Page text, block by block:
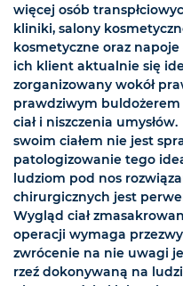
więcej osób
kliniki, salony
kosmetyczne oraz
ich klient aktualnie się
zorganizowany wokół
prawdziwym buldożerem
ciał i niszczenia
swoim ciałem nie jest
patologizowanie tego
ludziom pod nos
chirurgicznych jest
Wygląd ciał
operacji wymaga
zwrócenie na nie uwagi
rzeź dokonywaną na